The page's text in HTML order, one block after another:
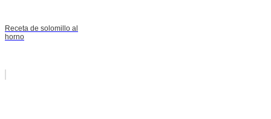
Receta de solomillo al
horno